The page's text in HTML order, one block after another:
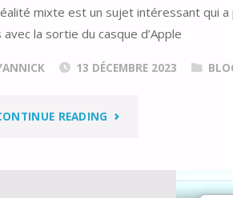
mixte est un sujet intéressant qui
avec la sortie du casque d’Apple
13 DÉCEMBRE 2023
READING "CRÉER